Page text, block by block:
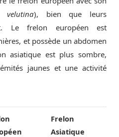
velutina), bien que leurs
Le frelon européen est
et possède un abdomen
asiatique est plus sombre,
jaunes et une activité
Frelon
Asiatique